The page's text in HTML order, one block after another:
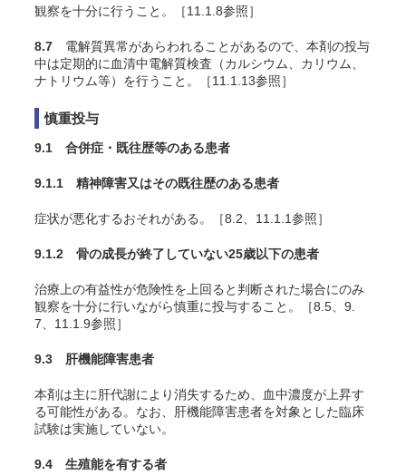
観察を十分に行うこと。［11.1.8参照］
8.7 電解質異常があらわれることがあるので、本剤の投与
中は定期的に血清中電解質検査（カルシウム、カリウム、
ナトリウム等）を行うこと。［11.1.13参照］
慎重投与
9.1 合併症・既往歴等のある患者
9.1.1 精神障害又はその既往歴のある患者
症状が悪化するおそれがある。［8.2、11.1.1参照］
9.1.2 骨の成長が終了していない25歳以下の患者
治療上の有益性が危険性を上回ると判断された場合にのみ
観察を十分に行いながら慎重に投与すること。［8.5、9.
7、11.1.9参照］
9.3 肝機能障害患者
本剤は主に肝代謝により消失するため、血中濃度が上昇す
る可能性がある。なお、肝機能障害患者を対象とした臨床
試験は実施していない。
9.4 生殖能を有する者